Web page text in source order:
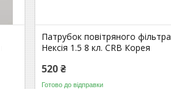
Патрубок повітряного фільтра
Нексія 1.5 8 кл. CRB Корея
520 ₴
Готово до відправки